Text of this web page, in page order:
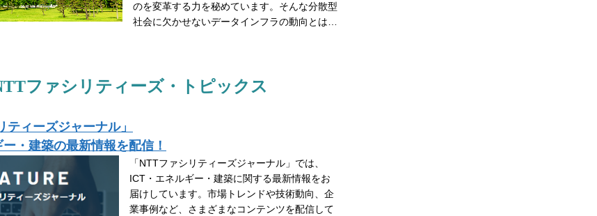
のを変革する力を秘めています。そんな分散型
社会に欠かせないデータインフラの動向とは…
ファシリティーズ・トピックス
ティーズジャーナル」
・建築の最新情報を配信！
「NTTファシリティーズジャーナル」では、
ICT・エネルギー・建築に関する最新情報をお
届けしています。市場トレンドや技術動向、企
業事例など、さまざまなコンテンツを配信して